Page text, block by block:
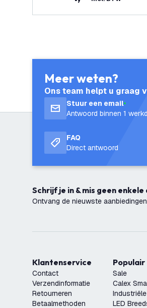
Meer weten?
Ons team helpt u graag
Stuur een email
Antwoord binnen 1
FAQ
Direct antwoord
Schrijf je in & mis geen
Ontvang de nieuwste
Klantenservice
Contact
Verzendinformatie
Retourneren
Betaalmethoden
Populair
Sale
Calex
LED